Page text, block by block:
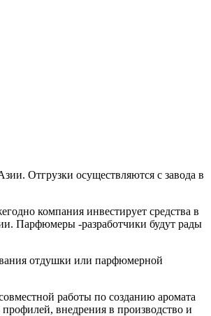
Отгрузки осуществляются с завода в
компания инвестирует средства в
Парфюмеры -разработчики будут рады
отдушки или парфюмерной
работы по созданию аромата
внедрения в производство и